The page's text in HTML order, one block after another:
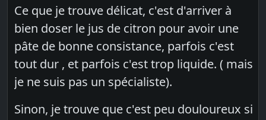
Ce que je trouve délicat, c'est d'arriver à
bien doser le jus de citron pour avoir une
pâte de bonne consistance, parfois c'est
tout dur , et parfois c'est trop liquide. ( mais
je ne suis pas un spécialiste).
Sinon, je trouve que c'est peu douloureux si